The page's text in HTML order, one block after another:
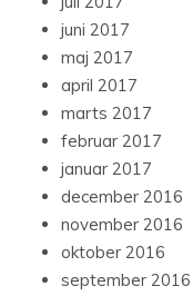
juni 2017
maj 2017
april 2017
marts 2017
februar 2017
januar 2017
december 2016
november 2016
oktober 2016
september 2016